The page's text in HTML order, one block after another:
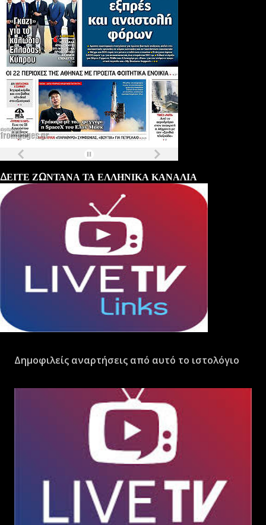
ΔΕΙΤΕ ΖΩΝΤΑΝΑ ΤΑ ΕΛΛΗΝΙΚΑ ΚΑΝΑΛΙΑ
Δημοφιλείς αναρτήσεις από αυτό το ιστολόγιο